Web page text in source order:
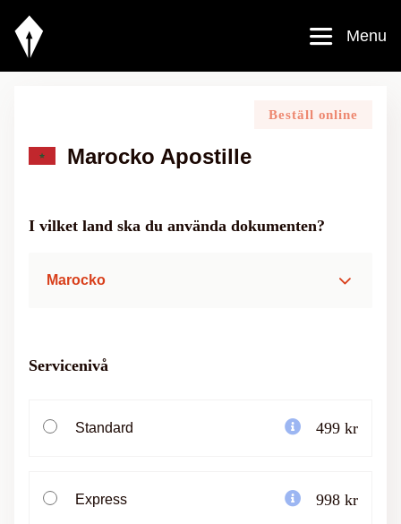
Menu
Beställ online
Marocko Apostille
I vilket land ska du använda dokumenten?
Marocko
Servicenivå
Standard 499 kr
Express 998 kr